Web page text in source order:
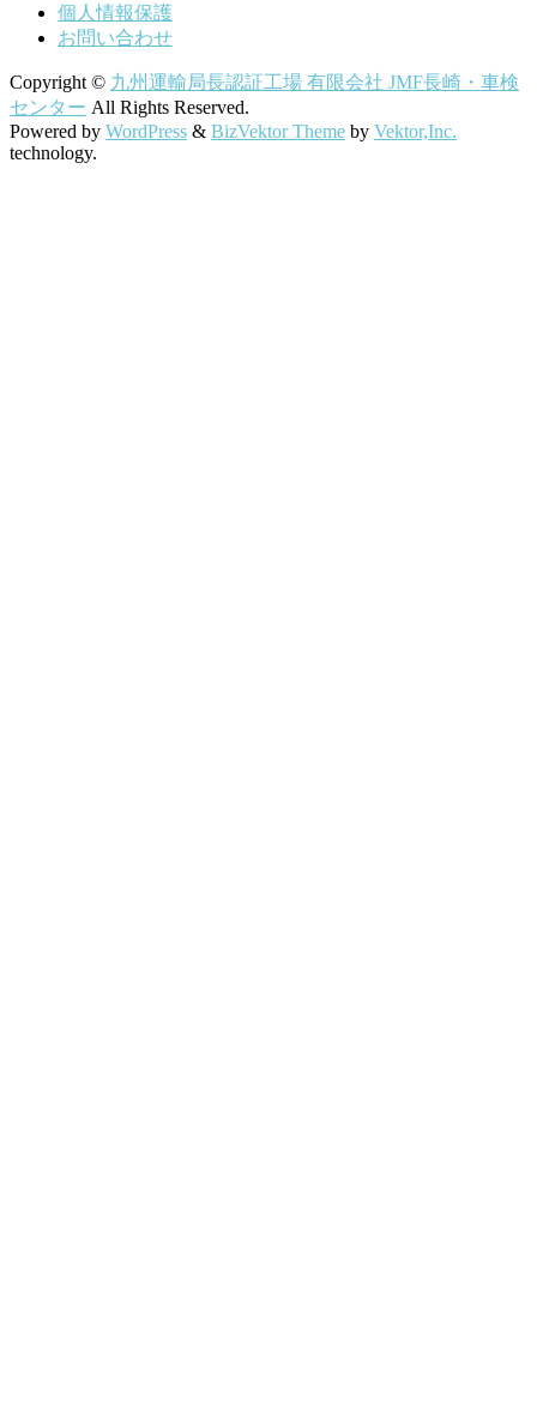
個人情報保護
お問い合わせ
Copyright © 九州運輸局長認証工場 有限会社 JMF長崎・車検
センター All Rights Reserved.
Powered by WordPress & BizVektor Theme by Vektor,Inc.
technology.